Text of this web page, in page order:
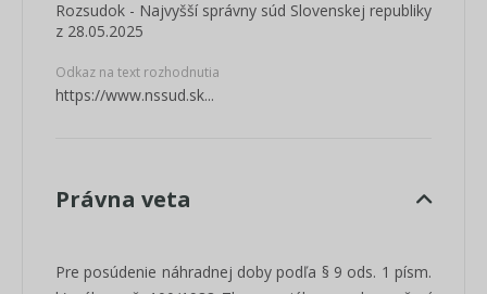
Rozsudok - Najvyšší správny súd Slovenskej republiky
z 28.05.2025
Odkaz na text rozhodnutia
https://www.nssud.sk...
Právna veta
Pre posúdenie náhradnej doby podľa § 9 ods. 1 písm.